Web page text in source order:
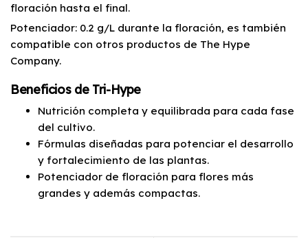
floración hasta el final.
Potenciador: 0.2 g/L durante la floración, es también
compatible con otros productos de The Hype
Company.
Beneficios de Tri-Hype
Nutrición completa y equilibrada para cada fase
del cultivo.
Fórmulas diseñadas para potenciar el desarrollo
y fortalecimiento de las plantas.
Potenciador de floración para flores más
grandes y además compactas.